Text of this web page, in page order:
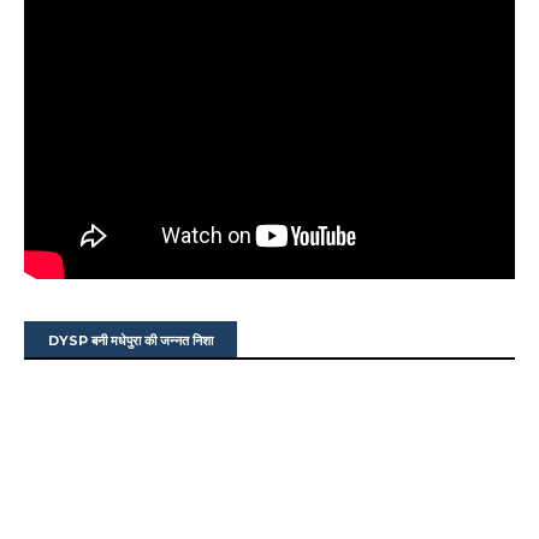
DYSP बनी मधेपुरा की जन्नत निशा